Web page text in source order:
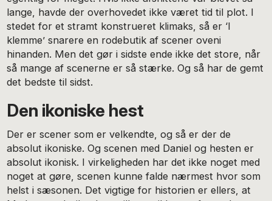
lange, havde der overhovedet ikke været tid til plot. I
stedet for et stramt konstrueret klimaks, så er ‘I
klemme’ snarere en rodebutik af scener oveni
hinanden. Men det gør i sidste ende ikke det store, når
så mange af scenerne er så stærke. Og så har de gemt
det bedste til sidst.
Den ikoniske hest
Der er scener som er velkendte, og så er der de
absolut ikoniske. Og scenen med Daniel og hesten er
absolut ikonisk. I virkeligheden har det ikke noget med
noget at gøre, scenen kunne falde nærmest hvor som
helst i sæsonen. Det vigtige for historien er ellers, at